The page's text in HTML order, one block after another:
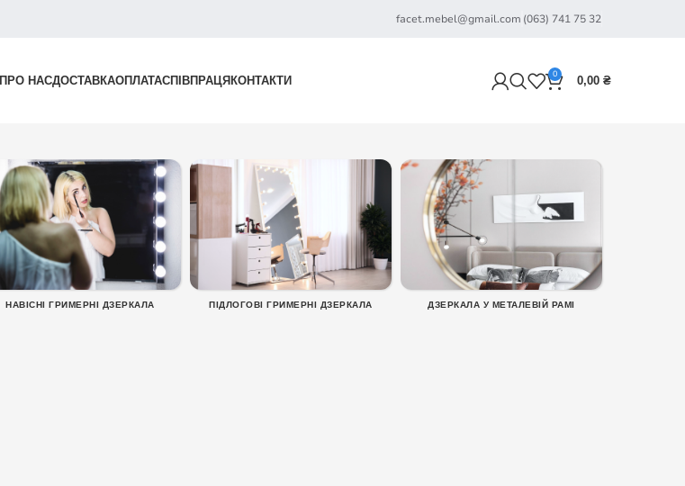
facet.mebel@gmail.com (063) 741 75 32
ПРО НАСДОСТАВКАОПЛАТАСПІВПРАЦЯ КОНТАКТИ
0
0,00 ₴
НАВІСНІ ГРИМЕРНІ ДЗЕРКАЛА ПІДЛОГОВІ ГРИМЕРНІ ДЗЕРКАЛА ДЗЕРКАЛА У МЕТАЛЕВІЙ РАМІ